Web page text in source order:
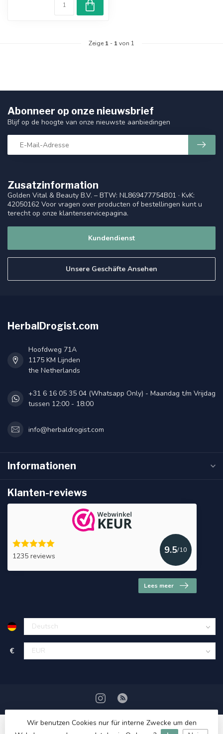
Zeige 1 - 1von 1
Zusatzinformation
Golden Vital & Beauty B.V. – BTW: NL869477754B01 · KvK:
42050162 Voor vragen over producten of bestellingen kunt u
terecht op onze klantenservicepagina.
Kundendienst
Unsere Geschäfte Ansehen
Abonneer op onze nieuwsbrief
Blijf op de hoogte van onze nieuwste aanbiedingen
HerbalDrogist.com
Hoofdweg 71A
1175 KM Lijnden
the Netherlands
+31 6 16 05 35 04 (Whatsapp Only) - Maandag t/m Vrijdag
tussen 12:00 - 18:00
info@herbaldrogist.com
Informationen
Klanten-reviews
1235 reviews
9.5/10
Lees meer
€
Wir benutzen Cookies nur für interne Zwecke um den